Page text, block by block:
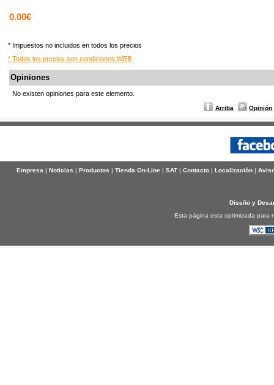
0.00€
* Impuestos no incluidos en todos los precios
* Todos los precios son condiciones WEB
Opiniones
No existen opiniones para este elemento.
Arriba Opinión
Empresa| Noticias | Productos | Tienda On-Line | SAT| Contacto| Localización|
Diseño y
Esta página esta optimizada para